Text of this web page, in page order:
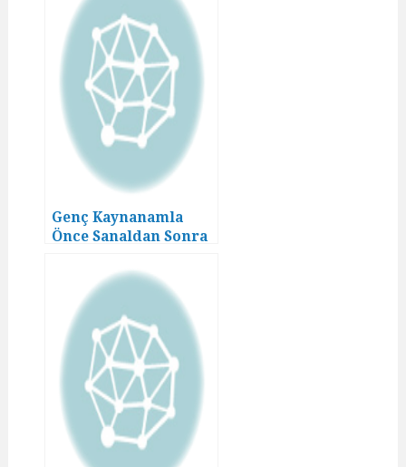
Genç Kaynanamla
Önce Sanaldan Sonra